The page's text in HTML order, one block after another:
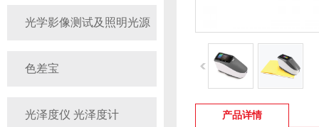
光学影像测试及照明光源
色差宝
光泽度仪 光泽度计 产品详情